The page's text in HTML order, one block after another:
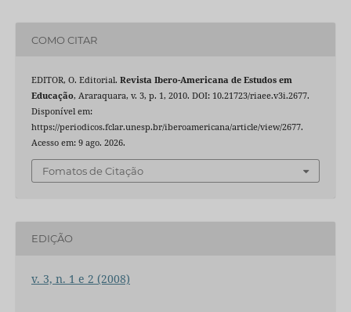
COMO CITAR
EDITOR, O. Editorial. Revista Ibero-Americana de Estudos em
Educação, Araraquara, v. 3, p. 1, 2010. DOI: 10.21723/riaee.v3i.2677.
Disponível em:
https://periodicos.fclar.unesp.br/iberoamericana/article/view/2677.
Acesso em: 9 ago. 2026.
Fomatos de Citação
EDIÇÃO
v. 3, n. 1 e 2 (2008)